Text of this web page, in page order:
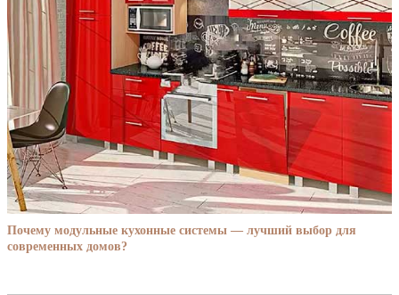
Почему модульные кухонные системы — лучший выбор для
современных домов?